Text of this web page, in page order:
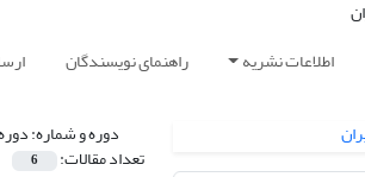
اطلاعات نشریه راهنمای نویسندگان
دوره و شماره:دوره 6، شماره 9، اسفند
تعداد مقالات: 6